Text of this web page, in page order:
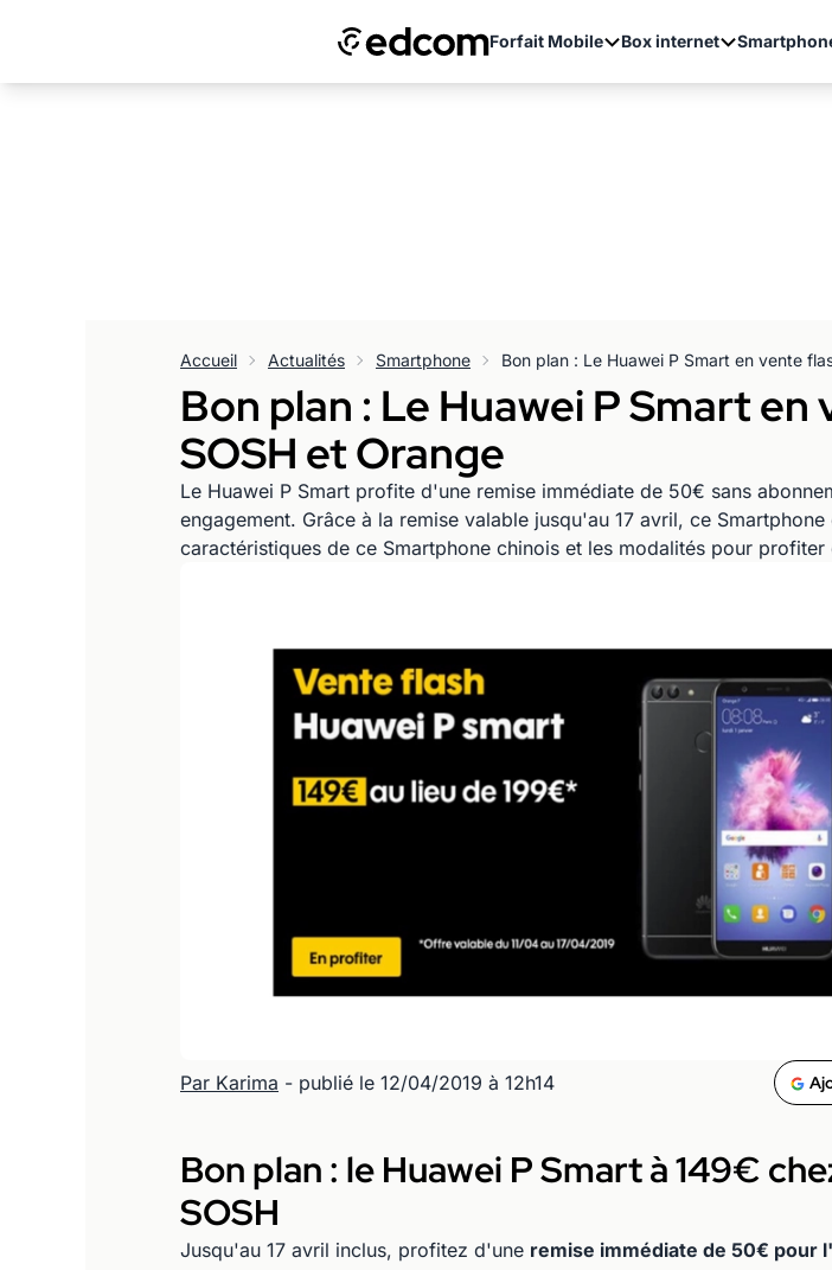
Forfait Mobile Box internet
Accueil Actualités Smartphone
Bon plan : Le Huawei P Smart
SOSH et Orange
Le Huawei P Smart profite d'une remise immédiate de 50€ sans
engagement. Grâce à la remise valable jusqu'au 17 avril, ce
caractéristiques de ce Smartphone chinois et les modalités pour
Par Karima - publié le 12/04/2019 à 12h14
Bon plan : le Huawei P Smart à 149€
SOSH
Jusqu'au 17 avril inclus, profitez d'une remise immédiate de 50€ pour